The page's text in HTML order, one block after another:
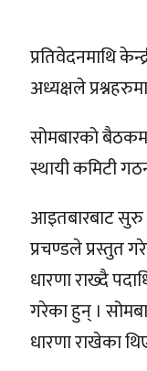
प्रतिवेदनमाथि
अध्यक्षले
सोमबारको
स्थायी कमिटी
आइतबारबाट सुरु
प्रचण्डले प्रस्तुत
धारणा राख्दै
गरेका हुन् ।
धारणा राखेका